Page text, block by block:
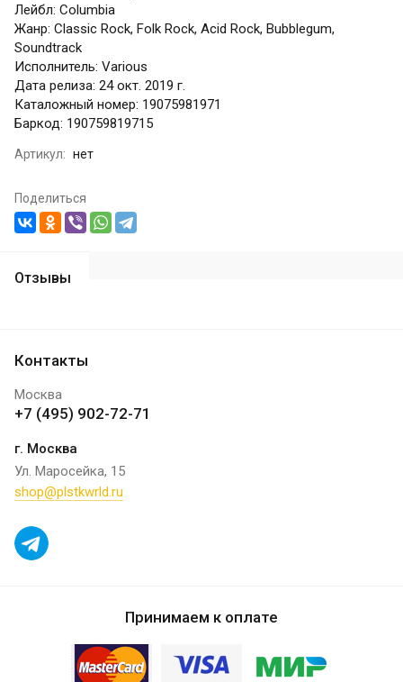
Лейбл: Columbia
Жанр: Classic Rock, Folk Rock, Acid Rock, Bubblegum,
Soundtrack
Исполнитель: Various
Дата релиза: 24 окт. 2019 г.
Каталожный номер: 19075981971
Баркод: 190759819715
Артикул: нет
Поделиться
Отзывы
Контакты
Москва
+7 (495) 902-72-71
г. Москва
Ул. Маросейка, 15
shop@plstkwrld.ru
Принимаем к оплате